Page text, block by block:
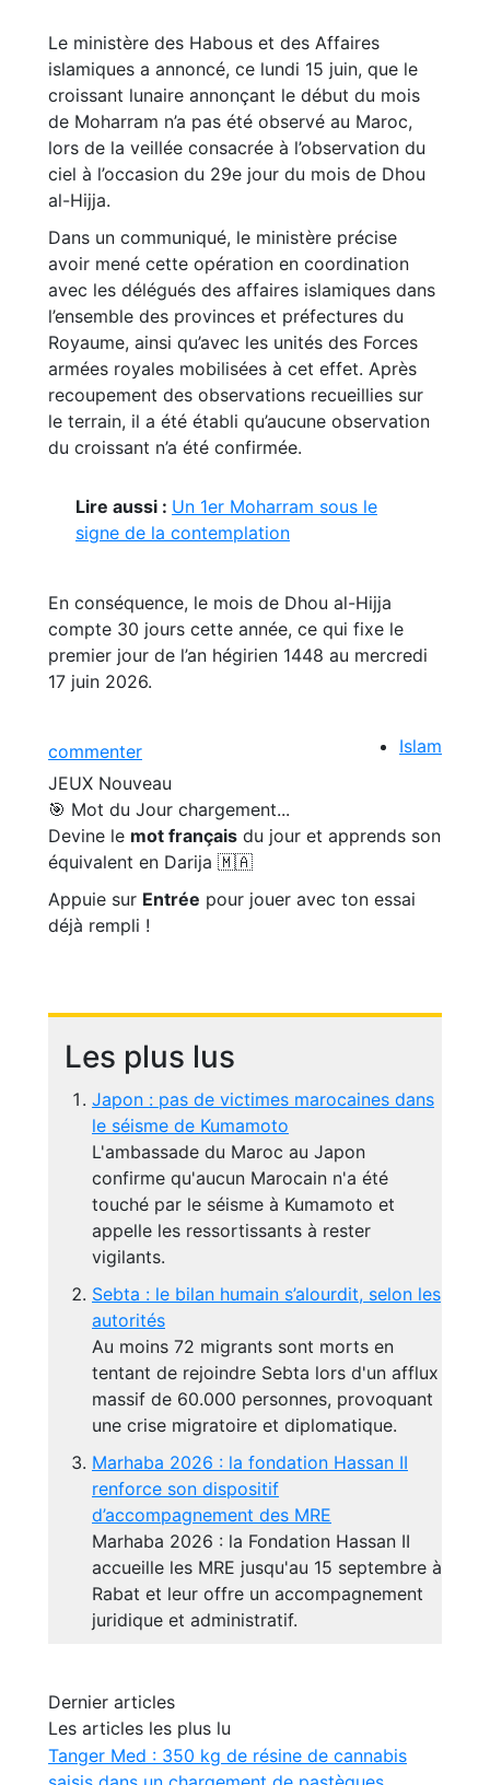
Le ministère des Habous et des Affaires
islamiques a annoncé, ce lundi 15 juin, que le
croissant lunaire annonçant le début du mois
de Moharram n’a pas été observé au Maroc,
lors de la veillée consacrée à l’observation du
ciel à l’occasion du 29e jour du mois de Dhou
al-Hijja.
Dans un communiqué, le ministère précise
avoir mené cette opération en coordination
avec les délégués des affaires islamiques dans
l’ensemble des provinces et préfectures du
Royaume, ainsi qu’avec les unités des Forces
armées royales mobilisées à cet effet. Après
recoupement des observations recueillies sur
le terrain, il a été établi qu’aucune observation
du croissant n’a été confirmée.
Lire aussi : Un 1er Moharram sous le
signe de la contemplation
En conséquence, le mois de Dhou al-Hijja
compte 30 jours cette année, ce qui fixe le
premier jour de l’an hégirien 1448 au mercredi
17 juin 2026.
commenter
Islam
JEUX Nouveau
🎯 Mot du Jour chargement...
Devine le mot français du jour et apprends son
équivalent en Darija 🇲🇦
Appuie sur Entrée pour jouer avec ton essai
déjà rempli !
Les plus lus
Japon : pas de victimes marocaines dans
le séisme de Kumamoto
L'ambassade du Maroc au Japon
confirme qu'aucun Marocain n'a été
touché par le séisme à Kumamoto et
appelle les ressortissants à rester
vigilants.
Sebta : le bilan humain s’alourdit, selon les
autorités
Au moins 72 migrants sont morts en
tentant de rejoindre Sebta lors d'un afflux
massif de 60.000 personnes, provoquant
une crise migratoire et diplomatique.
Marhaba 2026 : la fondation Hassan II
renforce son dispositif
d’accompagnement des MRE
Marhaba 2026 : la Fondation Hassan II
accueille les MRE jusqu'au 15 septembre à
Rabat et leur offre un accompagnement
juridique et administratif.
Dernier articles
Les articles les plus lu
Tanger Med : 350 kg de résine de cannabis